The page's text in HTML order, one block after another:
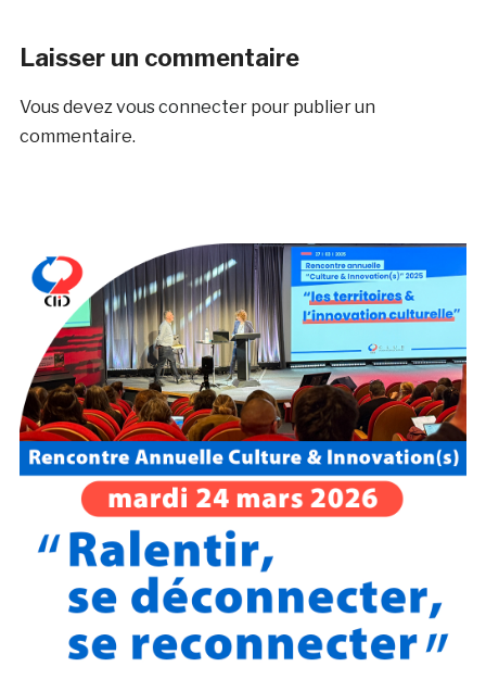
Laisser un commentaire
Vous devezvous connecterpour publier un
commentaire.